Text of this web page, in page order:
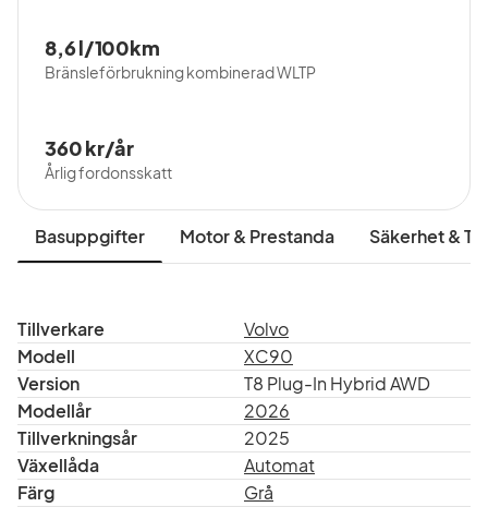
Bränsleförbrukning kombinerad WLTP
8,6 l/100km
Årlig fordonsskatt
360 kr/år
Basuppgifter Motor & Prestanda Säkerhet &
Tillverkare
Volvo
Modell
XC90
Version
T8 Plug-In Hybrid AWD
Modellår
2026
Tillverkningsår
2025
Växellåda
Automat
Färg
Grå